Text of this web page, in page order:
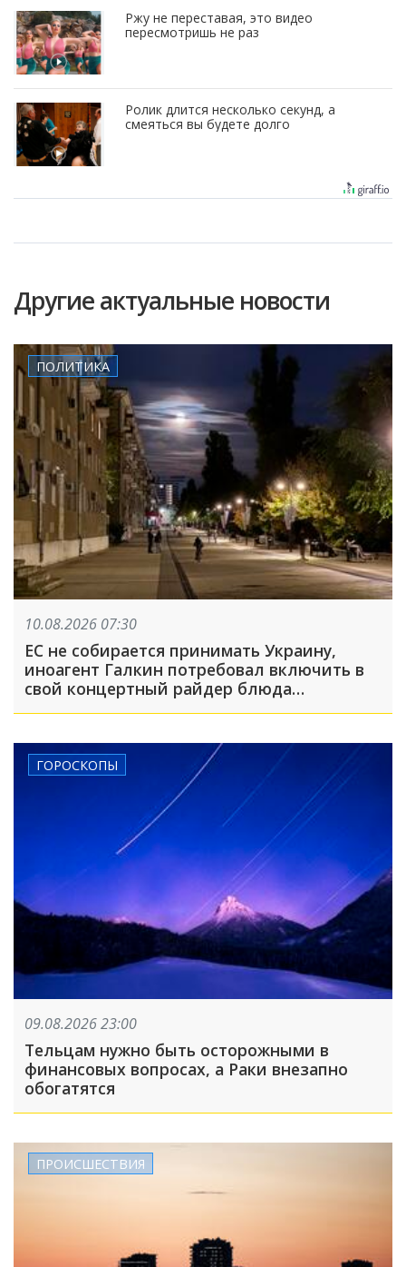
Ржу не переставая, это видео
пересмотришь не раз
Ролик длится несколько секунд, а
смеяться вы будете долго
Другие актуальные новости
ПОЛИТИКА
10.08.2026 07:30
ЕС не собирается принимать Украину,
иноагент Галкин потребовал включить в
свой концертный райдер блюда
национальной русской кухни: что
ГОРОСКОПЫ
09.08.2026 23:00
Тельцам нужно быть осторожными в
финансовых вопросах, а Раки внезапно
обогатятся
ПРОИСШЕСТВИЯ